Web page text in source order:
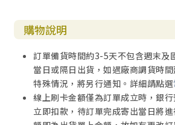
2 質疑耶穌的權柄（二十1-8）
3 兇惡園戶的比喻（二十9-19）
5 復活的問題（二十27-40）
6 大衛子孫的問題（二十41-44
7 文士領袖與寡婦（二十45-二十
二 耶路撒冷被毀與人子再臨的預言
1 預兆和逼迫（二十一5-19）
購物說明
訂單備貨時間約3-5天不包含週末及
當日或隔日出貨，如遇廠商調貨時
特殊情況，將另行通知。詳細請點選
線上刷卡金額僅為訂單成立時，銀
立即扣款，待訂單完成寄出當日將